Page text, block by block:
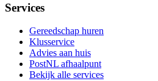
Services
Gereedschap huren
Klusservice
Advies aan huis
PostNL afhaalpunt
Bekijk alle services